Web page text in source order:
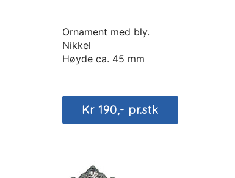
Ornament med bly.
Nikkel
Høyde ca. 45 mm
Kr 190,- pr.stk